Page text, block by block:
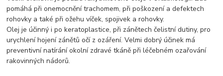
pomáhá při onemocnění trachomem, při poškození a defektech
rohovky a také při ožehu víček, spojivek a rohovky.
Olej je účinný i po keratoplastice, při zánětech čelistní dutiny, pro
urychlení hojení zánětů očí z ozáření. Velmi dobrý účinek má
preventivní natírání okolní zdravé tkáně při léčebném ozařování
rakovinných nádorů.